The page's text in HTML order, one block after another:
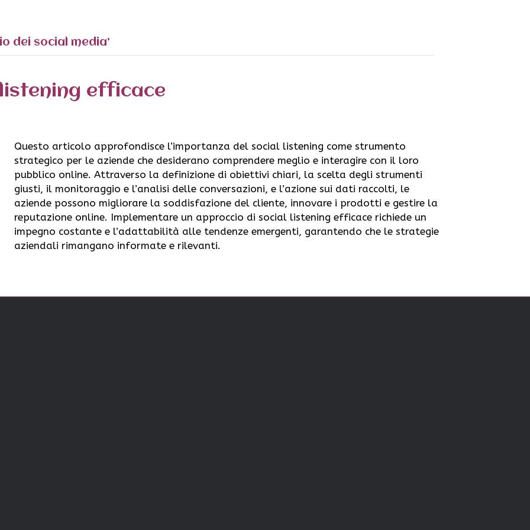
dei social media’
efficace
Questo articolo approfondisce l’importanza del social listening come strumento
strategico per le aziende che desiderano comprendere meglio e interagire con il loro
pubblico online. Attraverso la definizione di obiettivi chiari, la scelta degli strumenti
giusti, il monitoraggio e l’analisi delle conversazioni, e l’azione sui dati raccolti, le
aziende possono migliorare la soddisfazione del cliente, innovare i prodotti e gestire la
reputazione online. Implementare un approccio di social listening efficace richiede un
impegno costante e l’adattabilità alle tendenze emergenti, garantendo che le strategie
aziendali rimangano informate e rilevanti.